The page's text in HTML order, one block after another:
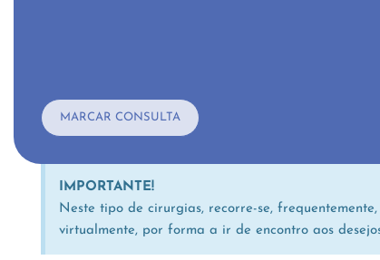
MARCAR CONSULTA
IMPORTANTE!
Neste tipo de cirurgias, recorre-se,
virtualmente, por forma a ir de encontro aos